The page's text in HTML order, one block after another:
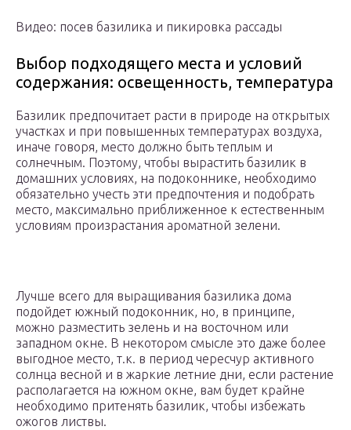
Видео: посев базилика и пикировка рассады
Выбор подходящего места и условий
содержания: освещенность, температура
Базилик предпочитает расти в природе на открытых
участках и при повышенных температурах воздуха,
иначе говоря, место должно быть теплым и
солнечным. Поэтому, чтобы вырастить базилик в
домашних условиях, на подоконнике, необходимо
обязательно учесть эти предпочтения и подобрать
место, максимально приближенное к естественным
условиям произрастания ароматной зелени.
Лучше всего для выращивания базилика дома
подойдет южный подоконник, но, в принципе,
можно разместить зелень и на восточном или
западном окне. В некотором смысле это даже более
выгодное место, т.к. в период чересчур активного
солнца весной и в жаркие летние дни, если растение
располагается на южном окне, вам будет крайне
необходимо притенять базилик, чтобы избежать
ожогов листвы.